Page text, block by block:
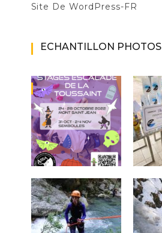
Site De WordPress-FR
ECHANTILLON PHOTOS